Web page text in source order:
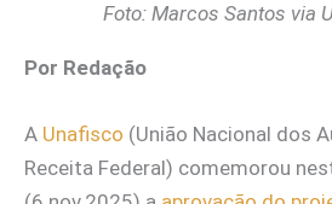
Foto: Marcos Santos via
Por Redação
A Unafisco (União Nacional dos
Receita Federal) comemorou